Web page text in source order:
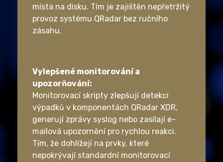
místa na disku. Tím je zajištěn nepřetržitý
provoz systému QRadar bez ručního
zásahu.
Vylepšené monitorování a
upozorňování:
Monitorovací skripty zlepšují detekci
výpadků v komponentách QRadar XDR,
generují zprávy syslog nebo zasílají e-
mailová upozornění pro rychlou reakci.
Tím, že dohlížejí na prvky, které
nepokrývají standardní monitorovací